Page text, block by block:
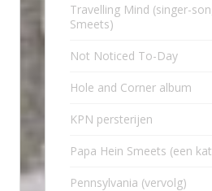
Travelling Mind (singer-
Smeets)
Not Noticed To-Day
Hole and Corner album
KPN persterijen
Papa Hein Smeets (een
Pennsylvania (vervolg)